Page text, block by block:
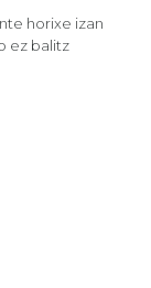
horixe izan
ez balitz